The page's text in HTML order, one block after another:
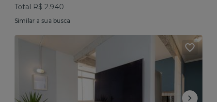
Total R$ 2.940
Similar a sua busca